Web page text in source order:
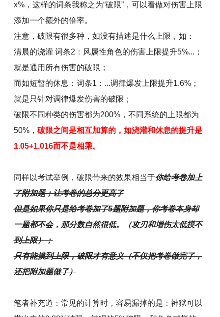
x%，这样的词条我称之为“破限”，可以看做对伤害上限
添加一个额外的倍率。
注意，破限有很多种，如没有描述是什么上限，如：
清晨的浇灌 词条2：风属性角色的伤害上限提升5%...；
就是通用所有伤害的破限；
而如短暂的休息：词条1：...调律爆发上限提升1.6%；
就是只针对调律爆发伤害的破限；
破限不同种类的伤害都为200%，不同系统的上限都为
50%， 破限之间是相互加算的，如浇灌和休息的提升是
1.05+1.016而不是相乘。
同样以考试举例，破限带来的效果相当于你给考卷加上
了附加题；让考卷的总分更高了
但是如果你只是给考卷加了5题附加题，你考卷本身却
一题都不会，那分数自然很低。（攻刃和增伤太低摸不
到上限）；
只有能摸到上限，破限才有意义（不仅把考卷做完了，
还把附加题做了）
笔者补充道：常见的计算时，容易漏掉的是：神狱可以